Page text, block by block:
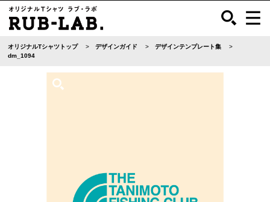
オリジナルTシャツトップ デザインガイド
デザインテンプレート集
dm_1094